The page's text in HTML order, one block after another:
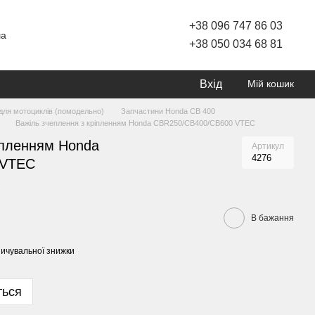
+38 096 747 86 03
+38 050 034 68 81
Вхід Мій кошик
мотоциклів (помодельно)
Запчастини Honda CB 400
Важіль зчеплення з кріпленням Honda CBR250/CB400/CB600 VTEC
Honda
Артикул
4276
В бажання
знижки